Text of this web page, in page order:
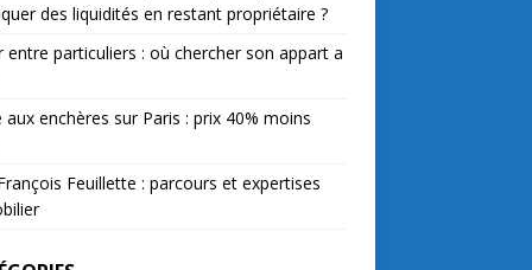
des liquidités en restant propriétaire ?
entre particuliers : où chercher son appart a
aux enchères sur Paris : prix 40% moins
Feuillette : parcours et expertises